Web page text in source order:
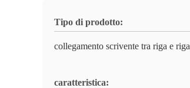
Tipo di prodotto:
collegamento scrivente tra riga e riga
caratteristica: